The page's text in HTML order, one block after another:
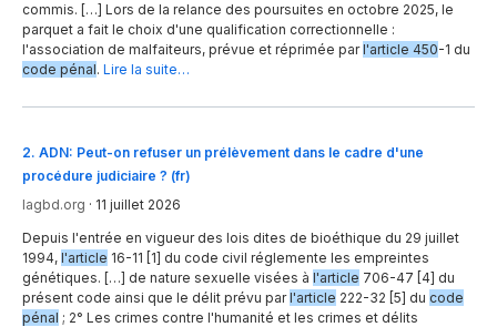
commis. […] Lors de la relance des poursuites en octobre 2025, le
parquet a fait le choix d'une qualification correctionnelle :
l'association de malfaiteurs, prévue et réprimée parl'article 450-1 du
code pénal. Lire la suite…
2. ADN: Peut-on refuser un prélèvement dans le cadre d'une
procédure judiciaire ? (fr)
lagbd.org · 11 juillet 2026
Depuis l'entrée en vigueur des lois dites de bioéthique du 29 juillet
1994, l'article 16-11 [1] du code civil réglemente les empreintes
génétiques. […] de nature sexuelle visées à l'article 706-47 [4] du
présent code ainsi que le délit prévu parl'article 222-32 [5] du code
pénal ; 2° Les crimes contre l'humanité et les crimes et délits